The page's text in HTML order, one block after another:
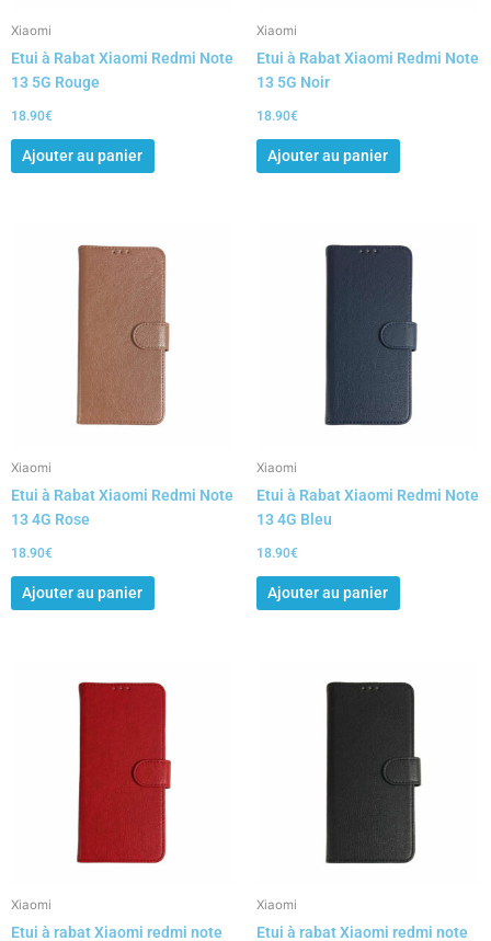
Xiaomi
Etui à Rabat Xiaomi Redmi Note
13 5G Rouge
18.90€
Ajouter au panier
Xiaomi
Etui à Rabat Xiaomi Redmi Note
13 5G Noir
18.90€
Ajouter au panier
Xiaomi
Etui à Rabat Xiaomi Redmi Note
13 4G Rose
18.90€
Ajouter au panier
Xiaomi
Etui à Rabat Xiaomi Redmi Note
13 4G Bleu
18.90€
Ajouter au panier
Xiaomi
Etui à rabat Xiaomi redmi note
Xiaomi
Etui à rabat Xiaomi redmi note